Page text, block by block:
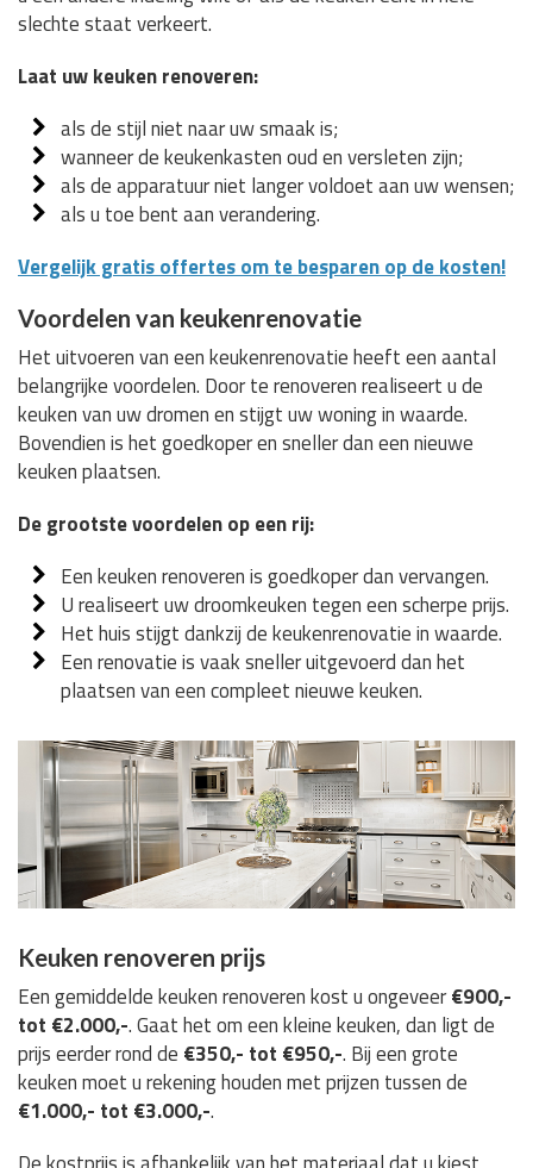
slechte staat verkeert.
Laat uw keuken renoveren:
als de stijl niet naar uw smaak is;
wanneer de keukenkasten oud en versleten zijn;
als de apparatuur niet langer voldoet aan uw wensen;
als u toe bent aan verandering.
Vergelijk gratis offertes om te besparen op de kosten!
Voordelen van keukenrenovatie
Het uitvoeren van een keukenrenovatie heeft een aantal
belangrijke voordelen. Door te renoveren realiseert u de
keuken van uw dromen en stijgt uw woning in waarde.
Bovendien is het goedkoper en sneller dan een nieuwe
keuken plaatsen.
De grootste voordelen op een rij:
Een keuken renoveren is goedkoper dan vervangen.
U realiseert uw droomkeuken tegen een scherpe prijs.
Het huis stijgt dankzij de keukenrenovatie in waarde.
Een renovatie is vaak sneller uitgevoerd dan het
plaatsen van een compleet nieuwe keuken.
Keuken renoveren prijs
Een gemiddelde keuken renoveren kost u ongeveer€900,-
tot €2.000,-. Gaat het om een kleine keuken, dan ligt de
prijs eerder rond de €350,- tot €950,-. Bij een grote
keuken moet u rekening houden met prijzen tussen de
€1.000,- tot €3.000,-.